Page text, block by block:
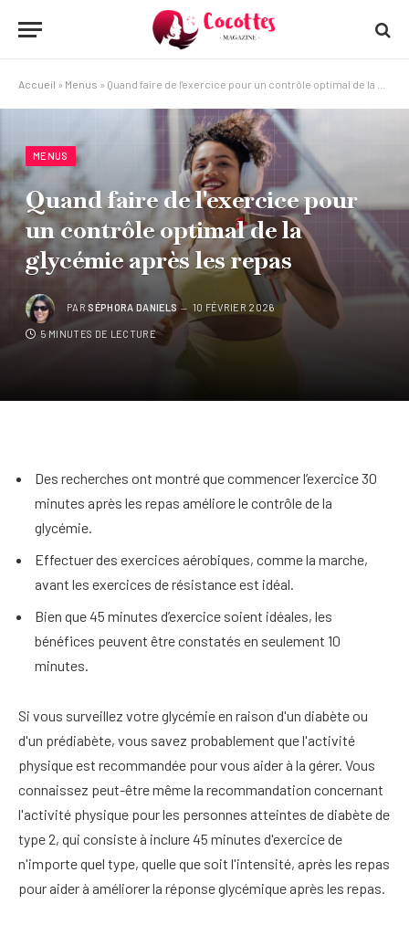
Accueil » Menus » Quand faire de l'exercice pour un contrôle optimal de la glycémie après les repas
MENUS
Quand faire de l'exercice pour
un contrôle optimal de la
glycémie après les repas
PAR SÉPHORA DANIELS 10 FÉVRIER 2026
5 MINUTES DE LECTURE
Des recherches ont montré que commencer l’exercice 30
minutes après les repas améliore le contrôle de la
glycémie.
Effectuer des exercices aérobiques, comme la marche,
avant les exercices de résistance est idéal.
Bien que 45 minutes d’exercice soient idéales, les
bénéfices peuvent être constatés en seulement 10
minutes.
Si vous surveillez votre glycémie en raison d'un diabète ou
d'un prédiabète, vous savez probablement que l'activité
physique est recommandée pour vous aider à la gérer. Vous
connaissez peut-être même la recommandation concernant
l'activité physique pour les personnes atteintes de diabète de
type 2, qui consiste à inclure 45 minutes d'exercice de
n'importe quel type, quelle que soit l'intensité, après les repas
pour aider à améliorer la réponse glycémique après les repas.